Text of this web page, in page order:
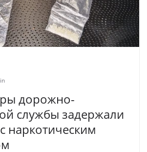
дорожно-
службы задержали
наркотическим